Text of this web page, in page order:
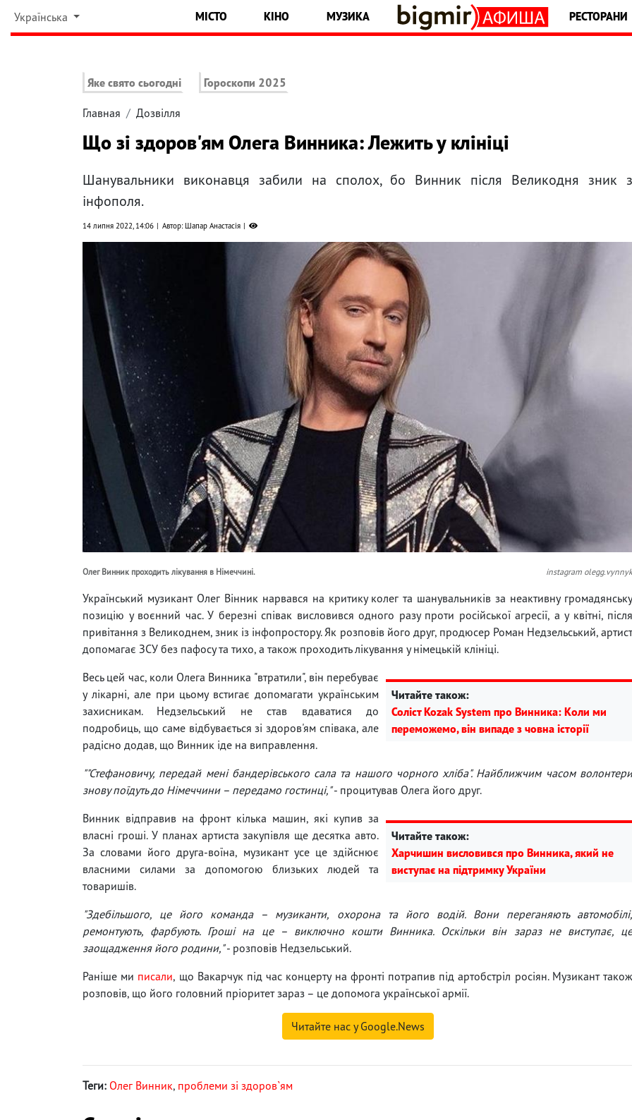
Українська МІСТО КІНО МУЗИКА РЕСТОРАНИ
Яке свято сьогодні Гороскопи 2025
Главная Дозвілля
Що зі здоров'ям Олега Винника: Лежить у клініці
Шанувальники виконавця забили на сполох, бо Винник після Великодня зник з
інфополя.
14 липня 2022, 14:06 Автор: Шапар Анастасія
Олег Винник проходить лікування в Німеччині. instagram olegg.vynnyk
Український музикант Олег Вінник нарвався на критику колег та шанувальників за неактивну громадянську
позицію у воєнний час. У березні співак висловився одного разу проти російської агресії, а у квітні, після
привітання з Великоднем, зник із інфопростору. Як розповів його друг, продюсер Роман Недзельський, артист
допомагає ЗСУ без пафосу та тихо, а також проходить лікування у німецькій клініці.
Читайте також:
Соліст Kozak System про Винника: Коли ми
переможемо, він випаде з човна історії
Весь цей час, коли Олега Винника "втратили", він перебуває
у лікарні, але при цьому встигає допомагати українським
захисникам. Недзельський не став вдаватися до
подробиць, що саме відбувається зі здоров'ям співака, але
радісно додав, що Винник іде на виправлення.
""Стефановичу, передай мені бандерівського сала та нашого чорного хліба". Найближчим часом волонтери
знову поїдуть до Німеччини – передамо гостинці,"- процитував Олега його друг.
Читайте також:
Харчишин висловився про Винника, який не
виступає на підтримку України
Винник відправив на фронт кілька машин, які купив за
власні гроші. У планах артиста закупівля ще десятка авто.
За словами його друга-воїна, музикант усе це здійснює
власними силами за допомогою близьких людей та
товаришів.
"Здебільшого, це його команда – музиканти, охорона та його водій. Вони переганяють автомобілі,
ремонтують, фарбують. Гроші на це – виключно кошти Винника. Оскільки він зараз не виступає, це
заощадження його родини,"- розповів Недзельський.
Раніше ми писали, що Вакарчук під час концерту на фронті потрапив під артобстріл росіян. Музикант
розповів, що його головний пріоритет зараз – це допомога української армії.
Читайте нас у Google.News
Теги: Олег Винник, проблеми зі здоров`ям